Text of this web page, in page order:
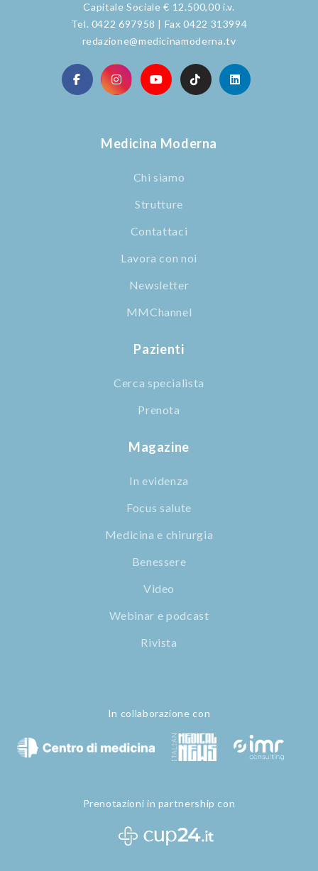
Capitale Sociale € 12.500,00 i.v.
Tel. 0422 697958 | Fax 0422 313994
redazione@medicinamoderna.tv
Medicina Moderna
Chi siamo
Strutture
Contattaci
Lavora con noi
Newsletter
MMChannel
Pazienti
Cerca specialista
Prenota
Magazine
In evidenza
Focus salute
Medicina e chirurgia
Benessere
Video
Webinar e podcast
Rivista
In collaborazione con
Prenotazioni in partnership con